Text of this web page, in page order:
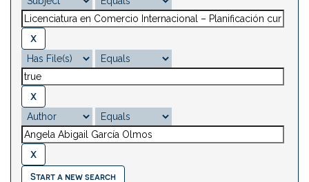
Start a new search